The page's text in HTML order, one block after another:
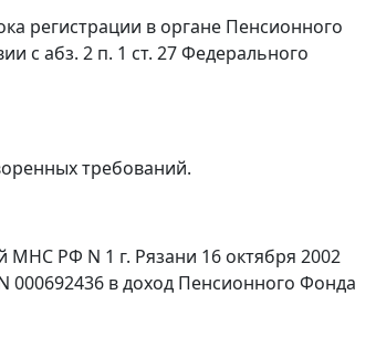
регистрации в органе Пенсионного
с абз. 2 п. 1 ст. 27Федерального
требований.
РФ N 1 г. Рязани 16 октября 2002
000692436 в доход Пенсионного Фонда